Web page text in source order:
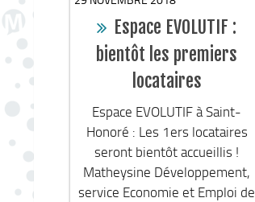
Espace EVOLUTIF :
bientôt les premiers
locataires
Espace EVOLUTIF à Saint-
Honoré : Les 1ers locataires
seront bientôt accueillis !
Matheysine Développement,
service Economie et Emploi de